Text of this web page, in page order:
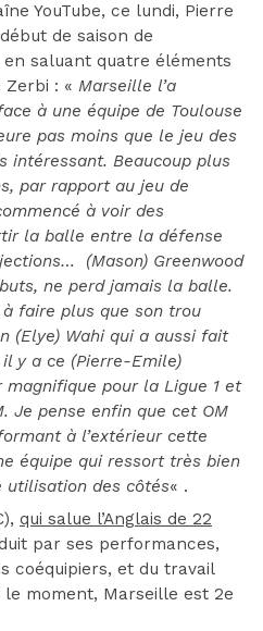
YouTube, ce lundi, Pierre
de saison de
en saluant quatre éléments
Zerbi : « Marseille l’a
à une équipe de Toulouse
pas moins que le jeu des
intéressant. Beaucoup plus
par rapport au jeu de
à voir des
la balle entre la défense
(Mason) Greenwood
ne perd jamais la balle.
faire plus que son trou
(Elye) Wahi qui a aussi fait
y a ce (Pierre-Emile)
pour la Ligue 1 et
Je pense enfin que cet OM
à l’extérieur cette
équipe qui ressort très bien
utilisation des côtés« .
qui salue l’Anglais de 22
par ses performances,
coéquipiers, et du travail
le moment, Marseille est 2e